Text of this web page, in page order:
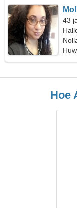
43
Hoe